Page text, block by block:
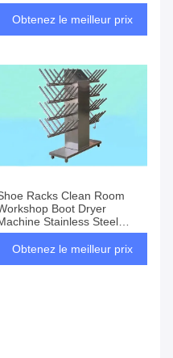
Obtenez le meilleur prix
Racks Clean Room
Boot Dryer
Stainless Steel
Obtenez le meilleur prix